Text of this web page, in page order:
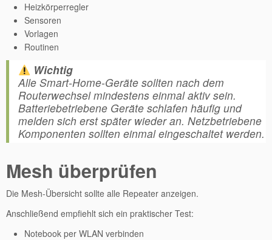
Heizkörperregler
Sensoren
Vorlagen
Routinen
Wichtig
Alle Smart-Home-Geräte sollten nach dem
Routerwechsel mindestens einmal aktiv sein.
Batteriebetriebene Geräte schlafen häufig und
melden sich erst später wieder an. Netzbetriebene
Komponenten sollten einmal eingeschaltet werden.
Mesh überprüfen
Die Mesh-Übersicht sollte alle Repeater anzeigen.
Anschließend empfiehlt sich ein praktischer Test:
Notebook per WLAN verbinden